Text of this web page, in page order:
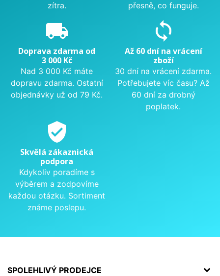
zítra.
přesně, co funguje.
local_shipping
Doprava zdarma od
3 000 Kč
Nad 3 000 Kč máte
dopravu zdarma. Ostatní
objednávky už od 79 Kč.
sync
Až 60 dní na vrácení
zboží
30 dní na vrácení zdarma.
Potřebujete víc času? Až
60 dní za drobný
poplatek.
verified_user
Skvělá zákaznická
podpora
Kdykoliv poradíme s
výběrem a zodpovíme
každou otázku. Sortiment
známe poslepu.
SPOLEHLIVÝ PRODEJCE